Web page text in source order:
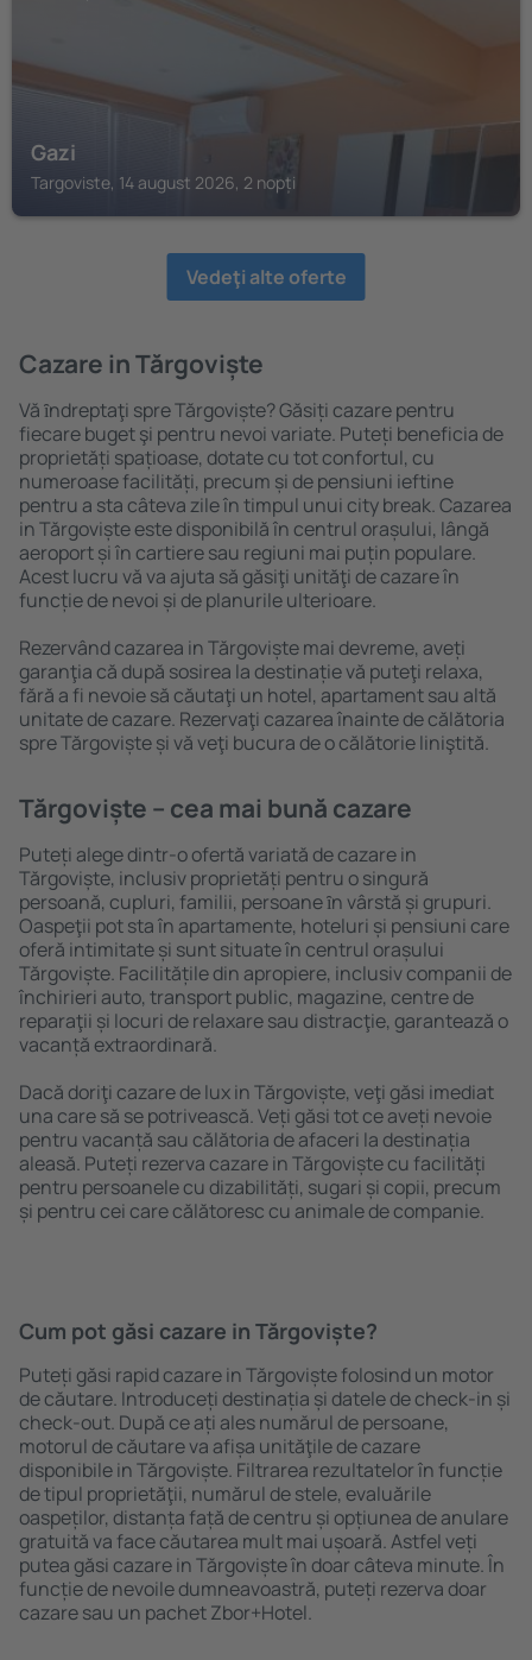
Gazi
Targoviste, 14 august 2026, 2 nopți
Vedeţi alte oferte
Cazare in Tărgoviște
Vă ȋndreptaţi spre Tărgoviște? Găsiți cazare pentru
fiecare buget şi pentru nevoi variate. Puteți beneficia de
proprietăți spațioase, dotate cu tot confortul, cu
numeroase facilități, precum și de pensiuni ieftine
pentru a sta câteva zile în timpul unui city break. Cazarea
in Tărgoviște este disponibilă în centrul orașului, lângă
aeroport și în cartiere sau regiuni mai puțin populare.
Acest lucru vă va ajuta să găsiţi unităţi de cazare în
funcție de nevoi și de planurile ulterioare.
Rezervând cazarea in Tărgoviște mai devreme, aveți
garanţia că după sosirea la destinație vă puteţi relaxa,
fără a fi nevoie să căutaţi un hotel, apartament sau altă
unitate de cazare. Rezervaţi cazarea înainte de călătoria
spre Tărgoviște și vă veţi bucura de o călătorie liniştită.
Tărgoviște – cea mai bună cazare
Puteți alege dintr-o ofertă variată de cazare in
Tărgoviște, inclusiv proprietăți pentru o singură
persoană, cupluri, familii, persoane ȋn vârstă și grupuri.
Oaspeţii pot sta în apartamente, hoteluri și pensiuni care
oferă intimitate și sunt situate în centrul orașului
Tărgoviște. Facilitățile din apropiere, inclusiv companii de
închirieri auto, transport public, magazine, centre de
reparaţii și locuri de relaxare sau distracţie, garantează o
vacanță extraordinară.
Dacă doriţi cazare de lux in Tărgoviște, veţi găsi imediat
una care să se potrivească. Veți găsi tot ce aveți nevoie
pentru vacanță sau călătoria de afaceri la destinația
aleasă. Puteți rezerva cazare in Tărgoviște cu facilități
pentru persoanele cu dizabilități, sugari și copii, precum
și pentru cei care călătoresc cu animale de companie.
Cum pot găsi cazare in Tărgoviște?
Puteți găsi rapid cazare in Tărgoviște folosind un motor
de căutare. Introduceți destinația și datele de check-in și
check-out. După ce ați ales numărul de persoane,
motorul de căutare va afișa unităţile de cazare
disponibile in Tărgoviște. Filtrarea rezultatelor în funcție
de tipul proprietăţii, numărul de stele, evaluările
oaspeților, distanța față de centru și opțiunea de anulare
gratuită va face căutarea mult mai ușoară. Astfel veți
putea găsi cazare in Tărgoviște în doar câteva minute. În
funcție de nevoile dumneavoastră, puteți rezerva doar
cazare sau un pachet Zbor+Hotel.